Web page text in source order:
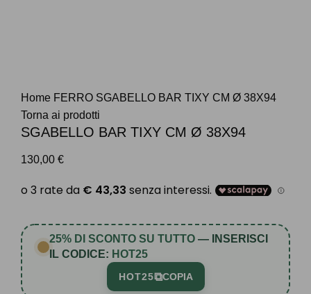
Home FERRO SGABELLO BAR TIXY CM Ø 38X94
Torna ai prodotti
SGABELLO BAR TIXY CM Ø 38X94
130,00 €
25% DI SCONTO SU TUTTO — INSERISCI
IL CODICE: HOT25
HOT25⧉COPIA